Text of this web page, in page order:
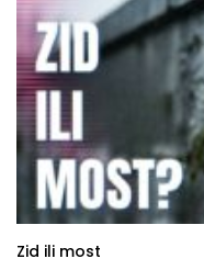
Zid ili most